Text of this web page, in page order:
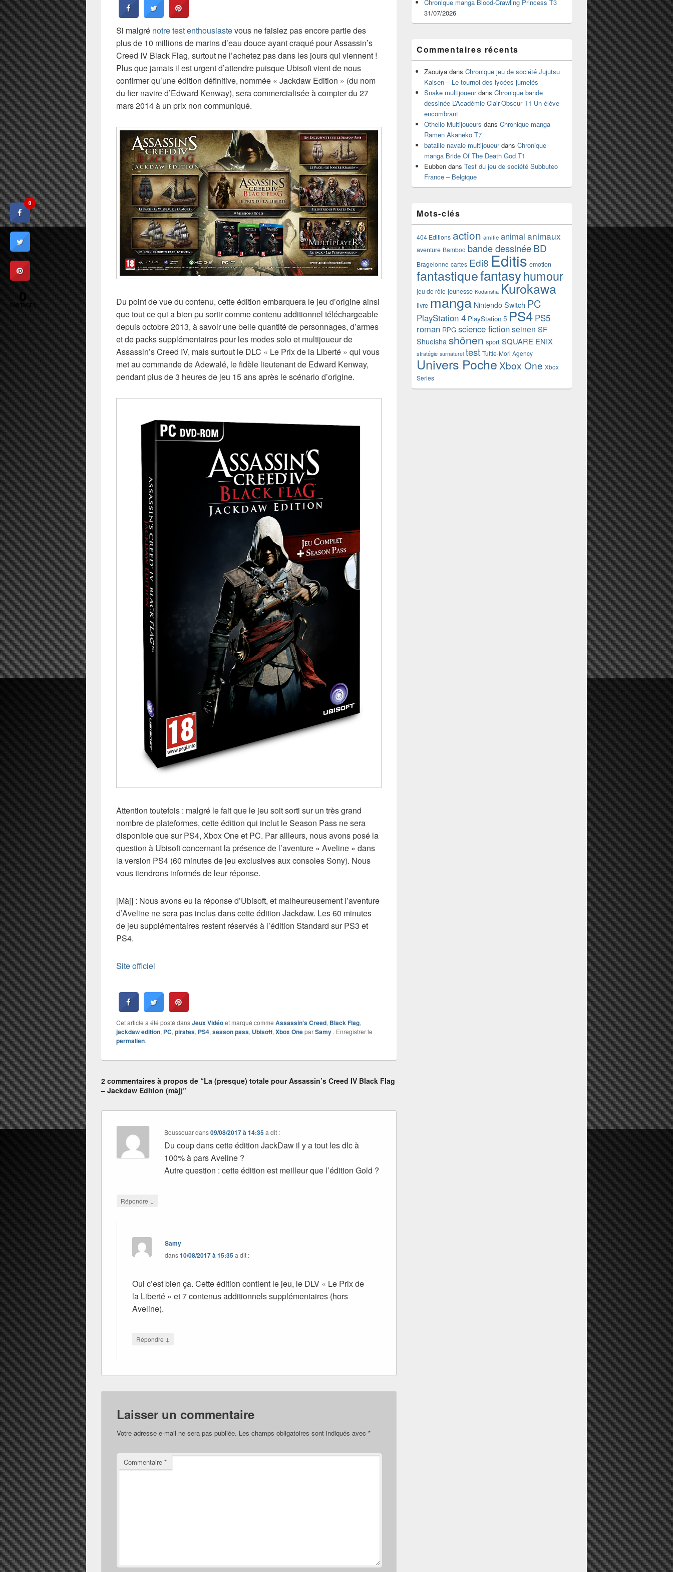
Si malgré notre test enthousiastevous ne faisiez pas encore partie des
plus de 10 millions de marins d’eau douce ayant craqué pour Assassin’s
Creed IV Black Flag, surtout ne l’achetez pas dans les jours qui viennent !
Plus que jamais il est urgent d’attendre puisque Ubisoft vient de nous
confirmer qu’une édition définitive, nommée « Jackdaw Edition » (du nom
du fier navire d’Edward Kenway), sera commercialisée à compter du 27
mars 2014 à un prix non communiqué.
Du point de vue du contenu, cette édition embarquera le jeu d’origine ainsi
que tout ce qui a bien pu sortir comme contenu additionnel téléchargeable
depuis octobre 2013, à savoir une belle quantité de personnages, d’armes
et de packs supplémentaires pour les modes solo et multijoueur de
Assassin’s Creed IV, mais surtout le DLC « Le Prix de la Liberté » qui vous
met au commande de Adewalé, le fidèle lieutenant de Edward Kenway,
pendant plus de 3 heures de jeu 15 ans après le scénario d’origine.
Attention toutefois : malgré le fait que le jeu soit sorti sur un très grand
nombre de plateformes, cette édition qui inclut le Season Pass ne sera
disponible que sur PS4, Xbox One et PC. Par ailleurs, nous avons posé la
question à Ubisoft concernant la présence de l’aventure « Aveline » dans
la version PS4 (60 minutes de jeu exclusives aux consoles Sony). Nous
vous tiendrons informés de leur réponse.
[Màj] : Nous avons eu la réponse d’Ubisoft, et malheureusement l’aventure
d’Aveline ne sera pas inclus dans cette édition Jackdaw. Les 60 minutes
de jeu supplémentaires restent réservés à l’édition Standard sur PS3 et
PS4.
Site officiel
Cet article a été posté dansJeux Vidéoet marqué comme Assassin's Creed, Black Flag,
jackdaw edition, PC, pirates, PS4, season pass, Ubisoft, Xbox OneparSamy . Enregistrer le
permalien.
2 commentaires à propos de “La (presque) totale pour Assassin’s Creed IV Black Flag
– Jackdaw Edition (màj)”
Boussouardans09/08/2017 à 14:35a dit :
Du coup dans cette édition JackDaw il y a tout les dlc à
100% à pars Aveline ?
Autre question : cette édition est meilleur que l’édition Gold ?
Répondre ↓
Samy
dans10/08/2017 à 15:35a dit :
Oui c’est bien ça. Cette édition contient le jeu, le DLV « Le Prix de
la Liberté » et 7 contenus additionnels supplémentaires (hors
Aveline).
Répondre ↓
Laisser un commentaire
Votre adresse e-mail ne sera pas publiée. Les champs obligatoires sont indiqués avec *
Commentaire *
Chronique manga Blood-Crawling Princess T3
31/07/2026
Commentaires récents
Zaouiya dans Chronique jeu de société Jujutsu
Kaisen – Le tournoi des lycées jumelés
Snake multijoueurdans Chronique bande
dessinée L’Académie Clair-Obscur T1 Un élève
encombrant
Othello Multijoueurs dans Chronique manga
Ramen Akaneko T7
bataille navale multijoueurdans Chronique
manga Bride Of The Death God T1
Eubben dans Test du jeu de société Subbuteo
France – Belgique
Mots-clés
404 Editions action amitie animal animaux
aventure Bamboo bande dessinéeBD
Bragelonne cartes Edi8 Editis emotion
fantastiquefantasyhumour
jeu de rôle jeunesse Kodansha Kurokawa
livre manga Nintendo Switch PC
PlayStation 4 PlayStation 5 PS4 PS5
roman RPG science fictionseinen SF
Shueisha shônen sport SQUARE ENIX
stratégie surnaturel test Tuttle-Mori Agency
Univers Poche Xbox One Xbox
Series
0
0
PARTAGES